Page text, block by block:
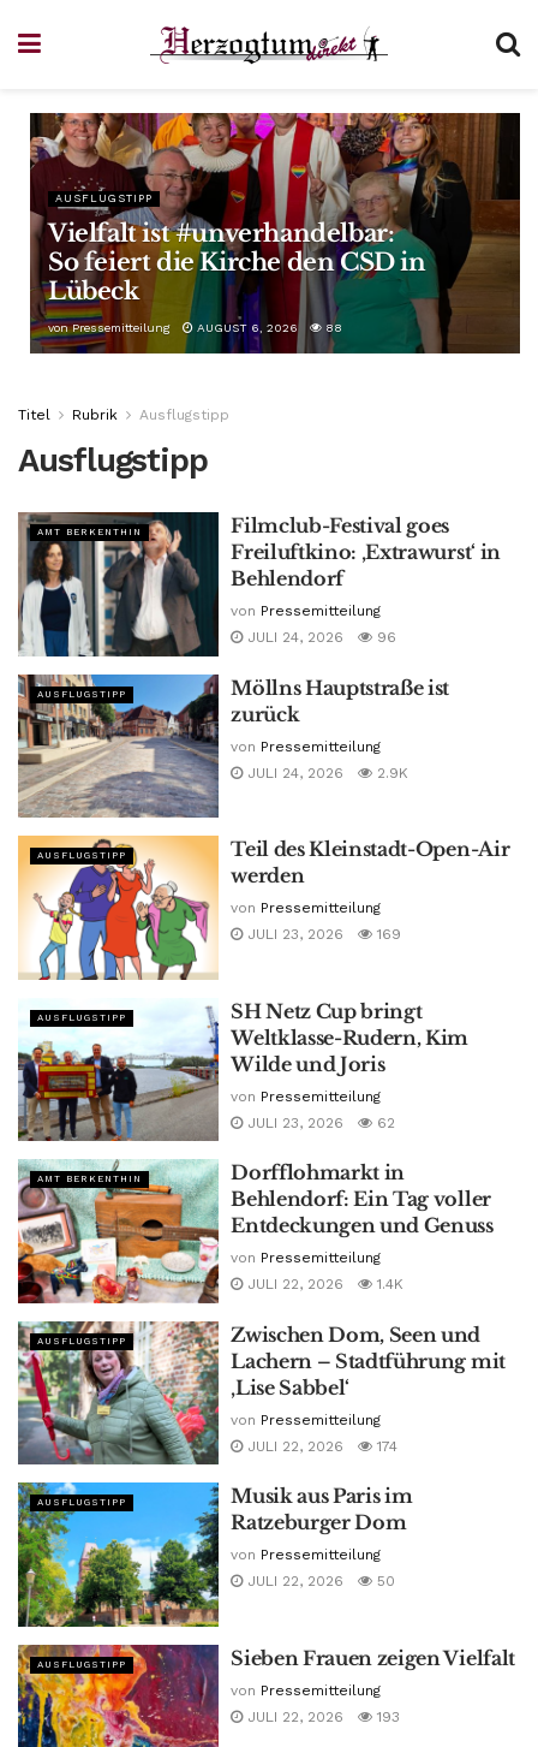
AUSFLUGSTIPP
Vielfalt ist #unverhandelbar:
So feiert die Kirche den CSD in
Lübeck
von Pressemitteilung AUGUST 6, 2026 88
Titel Rubrik Ausflugstipp
Ausflugstipp
AMT BERKENTHIN
Filmclub-Festival goes
Freiluftkino: ‚Extrawurst‘ in
Behlendorf
von Pressemitteilung
JULI 24, 2026
96
AUSFLUGSTIPP
Möllns Hauptstraße ist
zurück
von Pressemitteilung
JULI 24, 2026
2.9K
AUSFLUGSTIPP
Teil des Kleinstadt-Open-Air
werden
von Pressemitteilung
JULI 23, 2026
169
AUSFLUGSTIPP
SH Netz Cup bringt
Weltklasse-Rudern, Kim
Wilde und Joris
von Pressemitteilung
JULI 23, 2026
62
AMT BERKENTHIN
Dorfflohmarkt in
Behlendorf: Ein Tag voller
Entdeckungen und Genuss
von Pressemitteilung
JULI 22, 2026
1.4K
AUSFLUGSTIPP
Zwischen Dom, Seen und
Lachern – Stadtführung mit
‚Lise Sabbel‘
von Pressemitteilung
JULI 22, 2026
174
AUSFLUGSTIPP
Musik aus Paris im
Ratzeburger Dom
von Pressemitteilung
JULI 22, 2026
50
AUSFLUGSTIPP Sieben Frauen zeigen Vielfalt
von Pressemitteilung
JULI 22, 2026
193